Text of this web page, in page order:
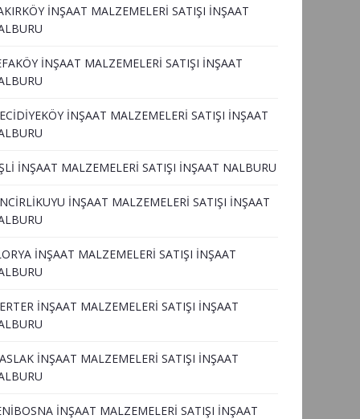
İNŞAAT MALZEMELERİ SATIŞI İNŞAAT
İNŞAAT MALZEMELERİ SATIŞI İNŞAAT
İNŞAAT MALZEMELERİ SATIŞI İNŞAAT
İNŞAAT MALZEMELERİ SATIŞI İNŞAAT NALBURU
İNŞAAT MALZEMELERİ SATIŞI İNŞAAT
İNŞAAT MALZEMELERİ SATIŞI İNŞAAT
İNŞAAT MALZEMELERİ SATIŞI İNŞAAT
İNŞAAT MALZEMELERİ SATIŞI İNŞAAT
İNŞAAT MALZEMELERİ SATIŞI İNŞAAT